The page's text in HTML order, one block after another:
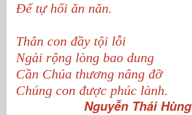
Để tự hối ăn năn.
Thân con đầy tội lỗi
Ngài rộng lòng bao dung
Cần Chúa thương nâng đỡ
Chúng con được phúc lành.
Nguyễn Thái Hùng